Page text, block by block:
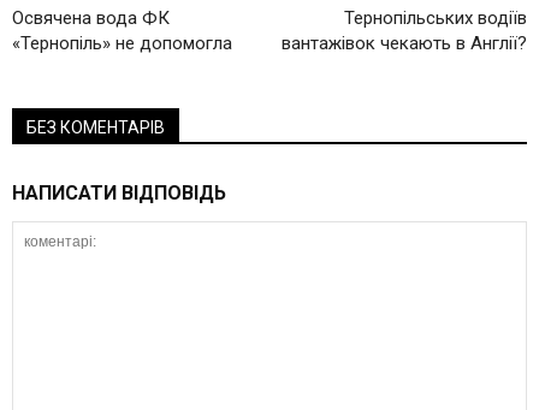
Освячена вода ФК
«Тернопіль» не допомогла
Тернопільських водіїв
вантажівок чекають в Англії?
БЕЗ КОМЕНТАРІВ
НАПИСАТИ ВІДПОВІДЬ